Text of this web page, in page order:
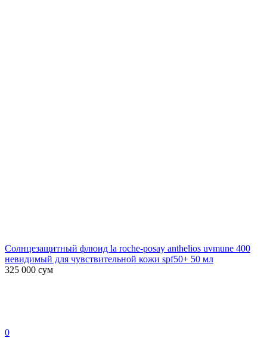
Солнцезащитный флюид la roche-posay anthelios uvmune 400
невидимый для чувствительной кожи spf50+ 50 мл
325 000 сум
0